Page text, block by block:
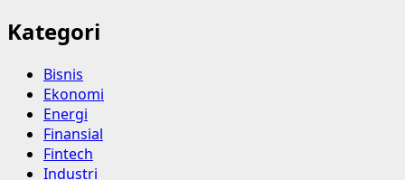
Kategori
Bisnis
Ekonomi
Energi
Finansial
Fintech
Industri